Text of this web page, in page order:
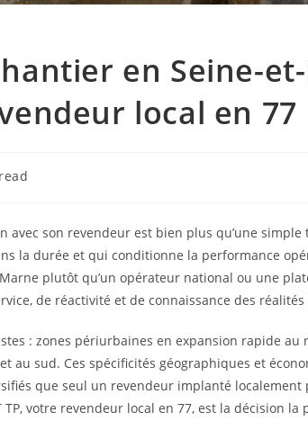
en Seine-
local en 77
avec son revendeur est bien plus qu’une simple
la durée et qui conditionne la performance
plutôt qu’un opérateur national ou une
de réactivité et de connaissance des réalités
: zones périurbaines en expansion rapide au
au sud. Ces spécificités géographiques et
que seul un revendeur implanté localement
votre revendeur local en 77, est la décision la